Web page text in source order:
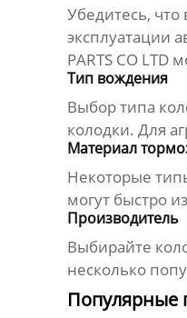
Убедитесь,
эксплуатации
PARTS CO LTD
Тип вождения
Выбор типа
колодки. Для
Материал
Некоторые
могут быстро
Производитель
Выбирайте
несколько
Популярные